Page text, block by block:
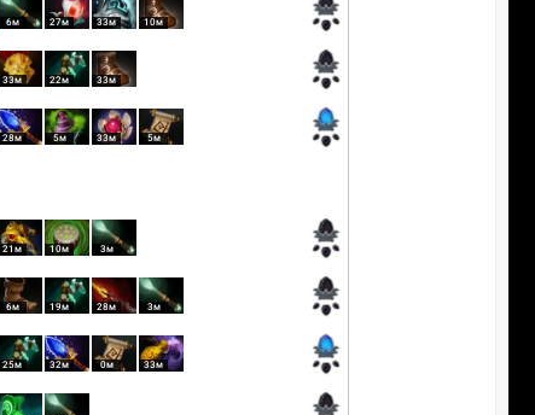
6м 27м 33м 10м
33м 22м 33м
28м 5м 33м 5м
21м 10м 3м
6м 19м 28м 3м
25м 32м 0м 33м